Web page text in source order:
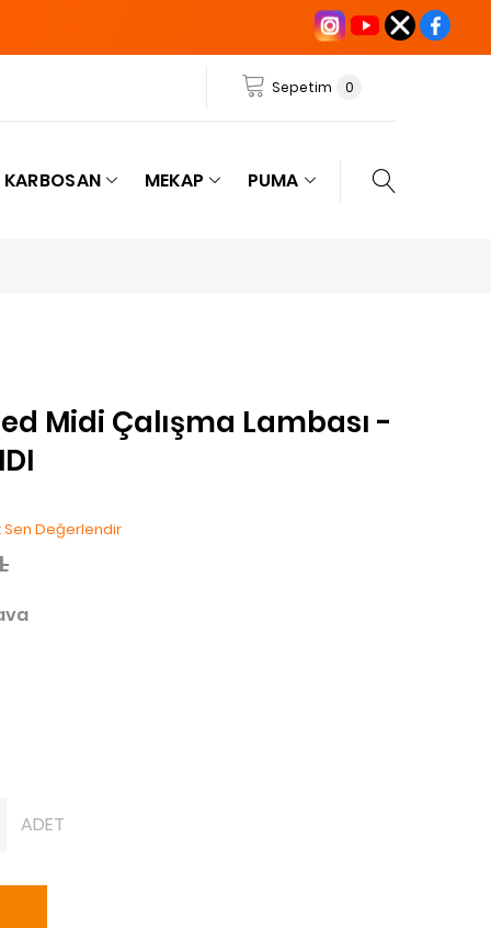
Sepetim 0
KARBOSAN MEKAP PUMA
Midi Çalışma Lambası -
Sen Değerlendir
ADET